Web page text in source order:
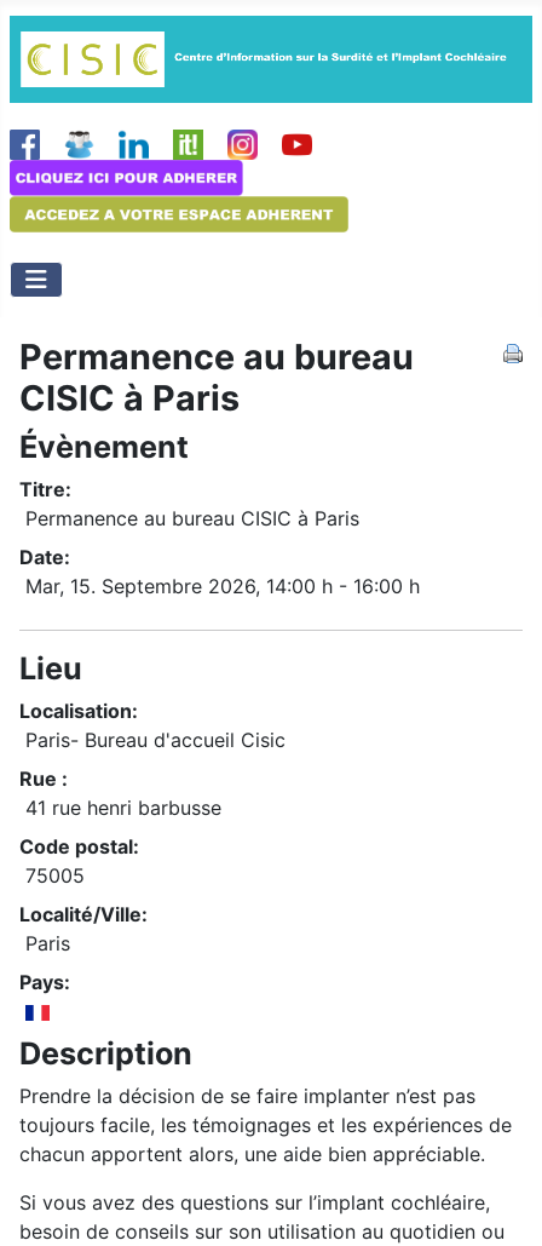
Permanence au bureau
CISIC à Paris
Évènement
Titre:
Permanence au bureau CISIC à Paris
Date:
Mar, 15. Septembre 2026, 14:00 h - 16:00 h
Lieu
Localisation:
Paris- Bureau d'accueil Cisic
Rue :
41 rue henri barbusse
Code postal:
75005
Localité/Ville:
Paris
Pays:
Description
Prendre la décision de se faire implanter n’est pas
toujours facile, les témoignages et les expériences de
chacun apportent alors, une aide bien appréciable.
Si vous avez des questions sur l’implant cochléaire,
besoin de conseils sur son utilisation au quotidien ou